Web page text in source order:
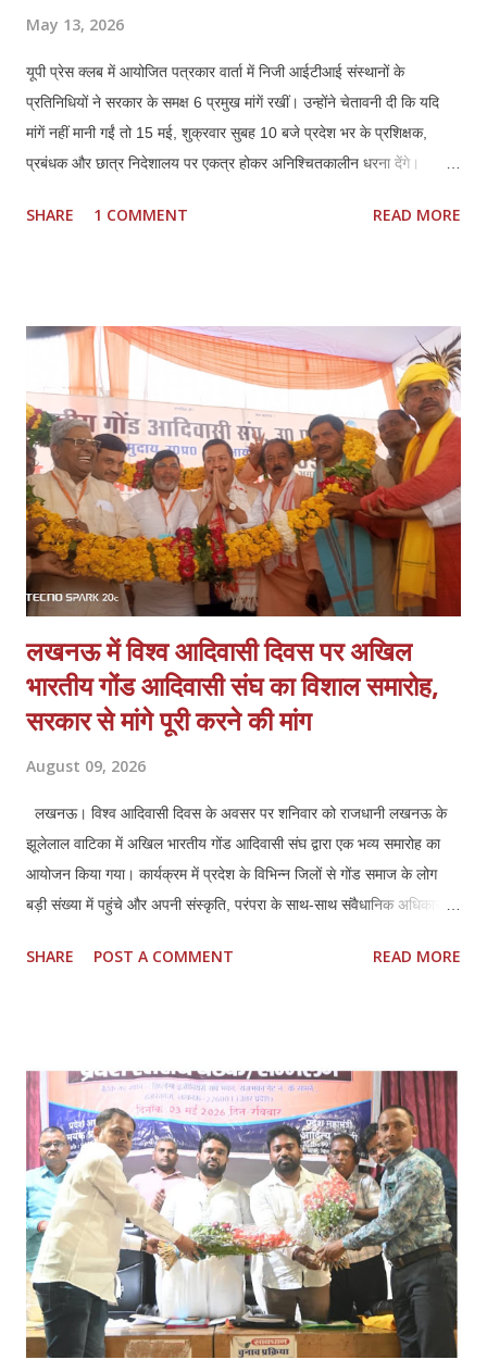
May 13, 2026
यूपी प्रेस क्लब में आयोजित पत्रकार वार्ता में निजी आईटीआई संस्थानों के
प्रतिनिधियों ने सरकार के समक्ष 6 प्रमुख मांगें रखीं। उन्होंने चेतावनी दी कि यदि
मांगें नहीं मानी गईं तो 15 मई, शुक्रवार सुबह 10 बजे प्रदेश भर के प्रशिक्षक,
प्रबंधक और छात्र निदेशालय पर एकत्र होकर अनिश्चितकालीन धरना देंगे।
लेकिन मौजूदा नीतियों से संस्थानों की आर्थिक और प्रशासनिक स्थिति प्रभावित हो
हो:* पैन, आधार, OTP आधारित e-KYC के बाद अतिरिक्त नोडल वेरिफिकेशन
अनावश्यक और शोषणकारी है। 3. *थर्ड शिफ्ट बहाल हो:* दिन में नौकरी करने वाले
हजारों छात्रों को शाम की शिफ्ट न होने से प्रशिक्षण नहीं मिल पा रहा। 4.
*PMKVY 5.0 में भागीदारी मिले:* निजी संस्थानों के पास संसाधन और अनुभवी
स्टाफ होने के बावजूद योजनाओं में भागी...
SHARE 1 COMMENT READ MORE
लखनऊ में विश्व आदिवासी दिवस पर अखिल
भारतीय गोंड आदिवासी संघ का विशाल समारोह,
सरकार से मांगे पूरी करने की मांग
August 09, 2026
लखनऊ। विश्व आदिवासी दिवस के अवसर पर शनिवार को राजधानी लखनऊ के
झूलेलाल वाटिका में अखिल भारतीय गोंड आदिवासी संघ द्वारा एक भव्य समारोह का
आयोजन किया गया। कार्यक्रम में प्रदेश के विभिन्न जिलों से गोंड समाज के लोग
बड़ी संख्या में पहुंचे और अपनी संस्कृति, परंपरा के साथ-साथ संवैधानिक अधिकारों
सरकार के नाम एक स्मारक पत्र तैयार कर उसे शासन को प्रेषित करने की घोषणा
जनजाति का दर्जा प्राप्त है, जबकि शेष जिलों में उन्हें अनुसूचित जाति में रखा गया
है। इससे जाति प्रमाण पत्र बनवाने में भारी दिक्कतें आ रही हैं। उन्होंने मांग की कि
इस विसंगति को दूर कर पूरे उत्तर प्रदेश में गोंड एवं उसकी उपजातियों को अनुसूचित
जनजाति की सूची में शामिल किया जाए। साथ ही जिनके पास पहले से प्रमाण पत्र हैं
उन्हें उसी आधार पर और शे...
SHARE POST A COMMENT READ MORE